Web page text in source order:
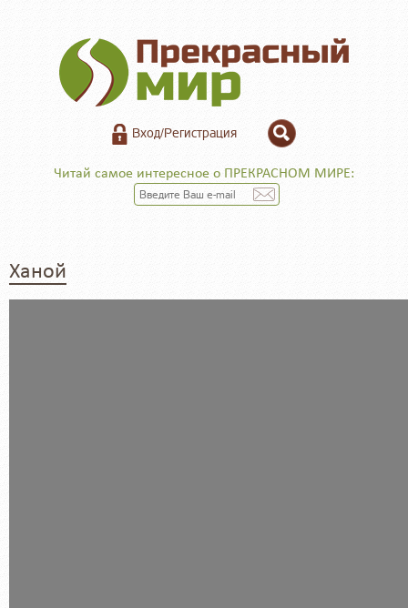
Вход/Регистрация
Читай самое интересное о ПРЕКРАСНОМ МИРЕ:
Ханой